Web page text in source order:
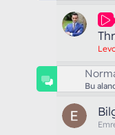
Bu